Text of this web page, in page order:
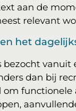
aan de
relevant
het
vanuit
dan bij
functionele